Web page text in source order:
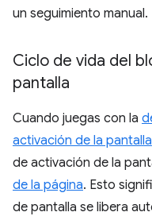
un seguimiento manual.
Ciclo de vida del
pantalla
Cuando juegas con la
activación de la pantalla
de activación de la
de la página. Esto
de pantalla se libera